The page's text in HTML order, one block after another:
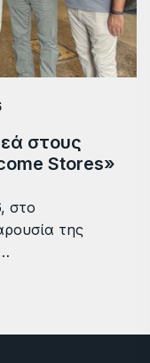
στους
Stores»
στο
της